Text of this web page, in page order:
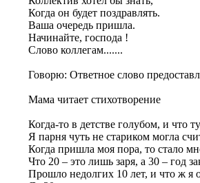
Когда он будет поздравлять.
Ваша очередь пришла.
Начинайте, господа !
Слово коллегам.......
Говорю: Ответное слово
Мама читает стихотворение
Когда-то в детстве голубом, и что
Я парня чуть не стариком могла
Когда пришла моя пора, то стало
Что 20 – это лишь заря, а 30 – год
Прошло недолгих 10 лет, и что ж я